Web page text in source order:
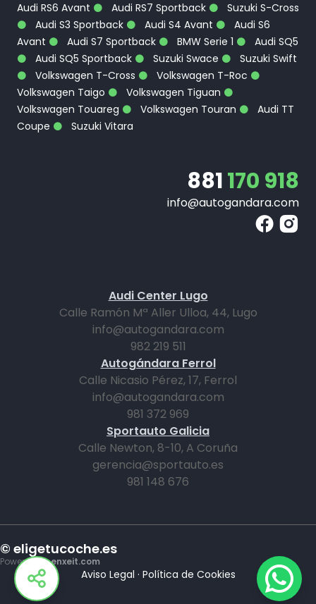
Audi RS6 Avant
Audi RS7 Sportback
Suzuki S-Cross
Audi S3 Sportback
Audi S4 Avant
Audi S6
Avant
Audi S7 Sportback BMW Serie 1
Audi SQ5
Audi SQ5 Sportback
Suzuki Swace
Suzuki Swift
Volkswagen T-Cross
Volkswagen T-Roc
Volkswagen Taigo
Volkswagen Tiguan
Volkswagen Touareg
Volkswagen Touran
Audi TT
Coupe
Suzuki Vitara
881170 918
info@autogandara.com
Audi Center Lugo
Calle Ramón Mª Aller Ulloa, 44, Lugo
info@autogandara.com
982 219 511
Autogándara Ferrol
Calle Nicasio Pérez, 17, Ferrol
info@autogandara.com
981 372 969
Sportauto Galicia
Calle Newton, 8-10, A Coruña
gerencia@sportauto.es
981 148 676
© eligetucoche.es
Powered byenxeit.com
Aviso Legal · Política de Cookies